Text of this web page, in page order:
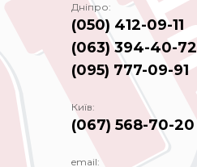
Дніпро:
(050) 412-09-11
(063) 394-40-72
(095) 777-09-91
Київ:
(067) 568-70-20
email: